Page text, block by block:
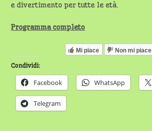
e divertimento per tutte le età.
Programma completo
Mi piace Non mi piace
Condividi:
Facebook WhatsApp
Telegram